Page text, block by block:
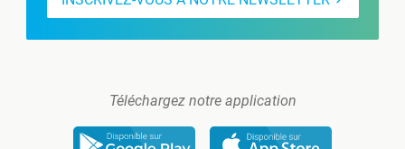
Téléchargez notre application